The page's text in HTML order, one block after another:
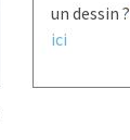
un dessin ?
ici